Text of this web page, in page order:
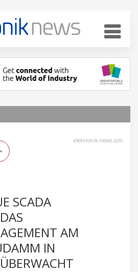
elektronik-news.com
SCADA
AM
IN